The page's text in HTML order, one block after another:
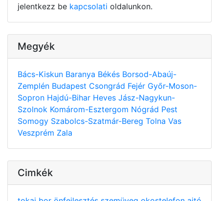
jelentkezz be kapcsolati oldalunkon.
Megyék
Bács-Kiskun Baranya Békés Borsod-Abaúj-
Zemplén Budapest Csongrád Fejér Győr-Moson-
Sopron Hajdú-Bihar Heves Jász-Nagykun-
Szolnok Komárom-Esztergom Nógrád Pest
Somogy Szabolcs-Szatmár-Bereg Tolna Vas
Veszprém Zala
Cimkék